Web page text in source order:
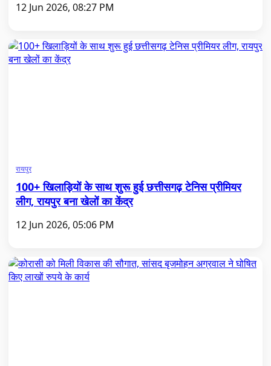
12 Jun 2026, 08:27 PM
रायपुर
100+ खिलाड़ियों के साथ शुरू हुई छत्तीसगढ़ टेनिस प्रीमियर
लीग, रायपुर बना खेलों का केंद्र
12 Jun 2026, 05:06 PM